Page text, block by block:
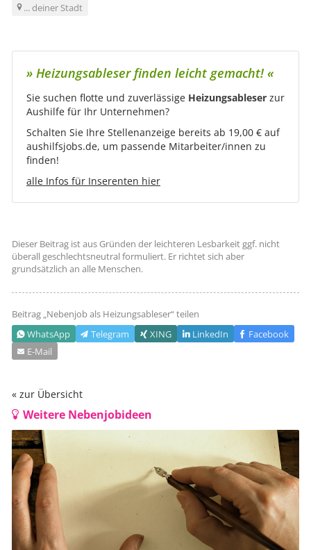
... deiner Stadt
» Heizungsableser finden leicht ­gemacht! «
Sie suchen flotte und zuverlässige Heizungsableser zur
Aushilfe für Ihr Unternehmen?
Schalten Sie Ihre Stellenanzeige bereits ab 19,00 € auf
aushilfsjobs.de, um passende Mitarbeiter/innen zu
finden!
alle Infos für Inserenten hier
Dieser Beitrag ist aus Gründen der leichteren Lesbarkeit ggf. nicht
überall geschlechts­neutral formuliert. Er richtet sich aber
grundsätzlich an alle Menschen.
Beitrag „Nebenjob als Heizungsableser“ teilen
WhatsApp
Telegram XING LinkedIn
Facebook
E‑Mail
zur Übersicht
Weitere Nebenjobideen